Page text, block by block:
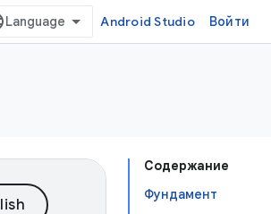
Android Studio Войти
Содержание
Фундамент